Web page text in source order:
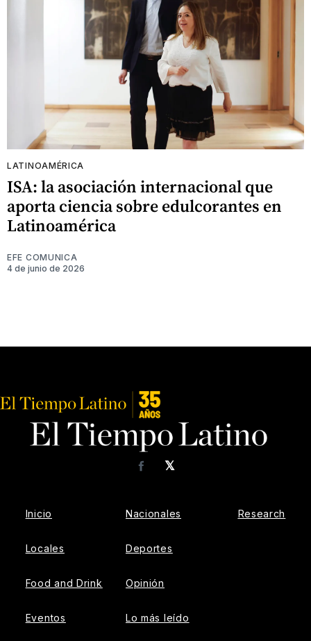
LATINOAMÉRICA
ISA: la asociación internacional que
aporta ciencia sobre edulcorantes en
Latinoamérica
EFE COMUNICA
4 de junio de 2026
𝕏
Facebook
Inicio
Locales
Food and Drink
Eventos
Nacionales
Deportes
Opinión
Lo más leído
Research